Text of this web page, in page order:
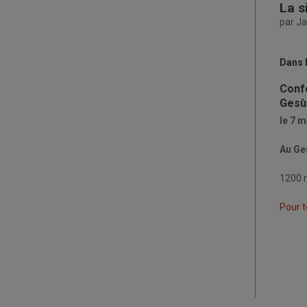
La
par
le 7
Au
1200
Pour